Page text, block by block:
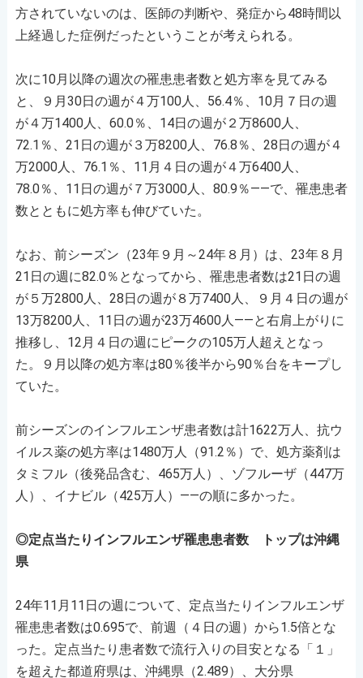
方されていないのは、医師の判断や、発症から48時間以
上経過した症例だったということが考えられる。
次に10月以降の週次の罹患患者数と処方率を見てみる
と、９月30日の週が４万100人、56.4％、10月７日の週
が４万1400人、60.0％、14日の週が２万8600人、
72.1％、21日の週が３万8200人、76.8％、28日の週が４
万2000人、76.1％、11月４日の週が４万6400人、
78.0％、11日の週が７万3000人、80.9％――で、罹患患者
数とともに処方率も伸びていた。
なお、前シーズン（23年９月～24年８月）は、23年８月
21日の週に82.0％となってから、罹患患者数は21日の週
が５万2800人、28日の週が８万7400人、９月４日の週が
13万8200人、11日の週が23万4600人――と右肩上がりに
推移し、12月４日の週にピークの105万人超えとなっ
た。９月以降の処方率は80％後半から90％台をキープし
ていた。
前シーズンのインフルエンザ患者数は計1622万人、抗ウ
イルス薬の処方率は1480万人（91.2％）で、処方薬剤は
タミフル（後発品含む、465万人）、ゾフルーザ（447万
人）、イナビル（425万人）――の順に多かった。
◎定点当たりインフルエンザ罹患患者数 トップは沖縄
県
24年11月11日の週について、定点当たりインフルエンザ
罹患患者数は0.695で、前週（４日の週）から1.5倍とな
った。定点当たり患者数で流行入りの目安となる「１」
を超えた都道府県は、沖縄県（2.489）、大分県